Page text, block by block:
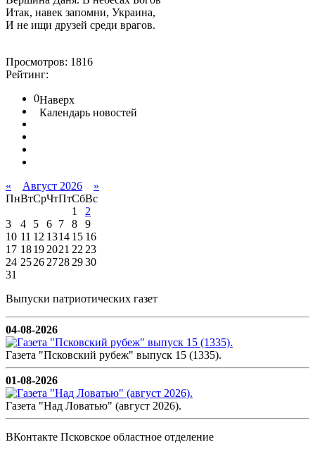
Итак, навек запомни, Украина,
И не ищи друзей среди врагов.
Просмотров: 1816
Рейтинг:
0Наверх
Календарь новостей
« Август 2026
»
ПнВтСрЧтПтСбВс
1
2
3
4 5 6 7 8
9
10 11 12 1314 15 16
17 18192021 2223
24 252627282930
31
Выпуски патриотических газет
04-08-2026
Газета "Псковский рубеж" выпуск 15 (1335).
01-08-2026
Газета "Над Ловатью" (август 2026).
ВКонтакте Псковское областное отделение